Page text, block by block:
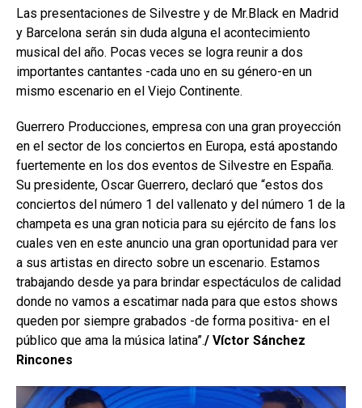
Las presentaciones de Silvestre y de Mr.Black en Madrid
y Barcelona serán sin duda alguna el acontecimiento
musical del año. Pocas veces se logra reunir a dos
importantes cantantes -cada uno en su género-en un
mismo escenario en el Viejo Continente.
Guerrero Producciones, empresa con una gran proyección
en el sector de los conciertos en Europa, está apostando
fuertemente en los dos eventos de Silvestre en España.
Su presidente, Oscar Guerrero, declaró que “estos dos
conciertos del número 1 del vallenato y del número 1 de la
champeta es una gran noticia para su ejército de fans los
cuales ven en este anuncio una gran oportunidad para ver
a sus artistas en directo sobre un escenario. Estamos
trabajando desde ya para brindar espectáculos de calidad
donde no vamos a escatimar nada para que estos shows
queden por siempre grabados -de forma positiva- en el
público que ama la música latina”./ Víctor Sánchez
Rincones